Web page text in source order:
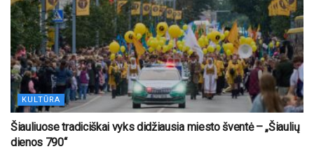
KULTŪRA
Šiauliuose tradiciškai vyks didžiausia miesto šventė – „Šiaulių
dienos 790“